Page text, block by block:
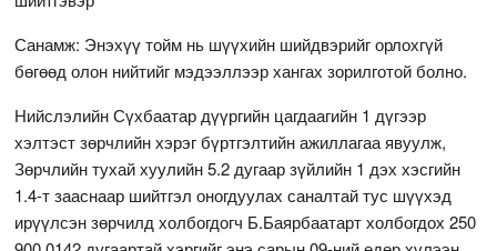
Санамж: Энэхүү тойм нь шүүхийн шийдвэрийг орлохгүй
бөгөөд олон нийтийг мэдээллээр хангах зорилготой болно.
Нийслэлийн Сүхбаатар дүүргийн цагдаагийн 1 дүгээр
хэлтэст зөрчлийн хэрэг бүртгэлтийн ажиллагаа явуулж,
Зөрчлийн тухай хуулийн 5.2 дугаар зүйлийн 1 дэх хэсгийн
1.4-т зааснаар шийтгэл оногдуулах саналтай тус шүүхэд
ирүүлсэн зөрчилд холбогдогч Б.Баярбаатарт холбогдох 250